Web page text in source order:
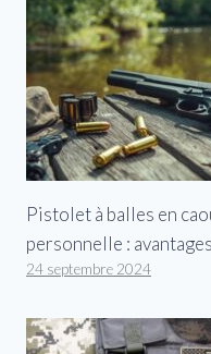
Pistolet à balles en
personnelle :
24 septembre 2024